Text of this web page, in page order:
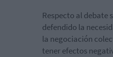
Respecto al debate
defendido la
la negociación
tener efectos